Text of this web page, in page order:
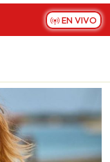
EN VIVO